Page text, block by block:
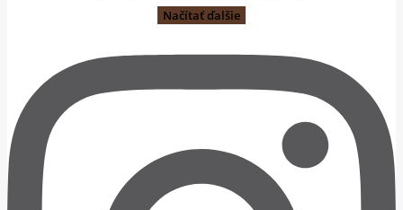
Načítať ďalšie